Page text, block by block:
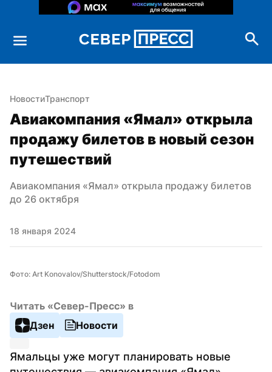
НовостиТранспорт
Авиакомпания «Ямал» открыла
продажу билетов в новый сезон
путешествий
Авиакомпания «Ямал» открыла продажу билетов
до 26 октября
18 января 2024
Фото: Art Konovalov/Shutterstock/Fotodom
Читать «Север-Пресс» в
Дзен
Новости
Ямальцы уже могут планировать новые